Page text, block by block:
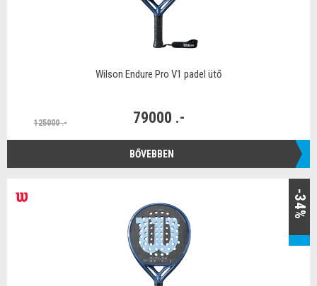
Wilson Endure Pro V1 padel ütő
125000 .- 79000 .-
BŐVEBBEN
-34%